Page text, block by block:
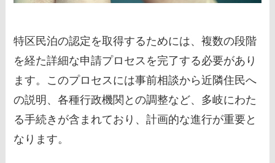
特区民泊の認定を取得するためには、複数の段階
を経た詳細な申請プロセスを完了する必要があり
ます。このプロセスには事前相談から近隣住民へ
の説明、各種行政機関との調整など、多岐にわた
る手続きが含まれており、計画的な進行が重要と
なります。